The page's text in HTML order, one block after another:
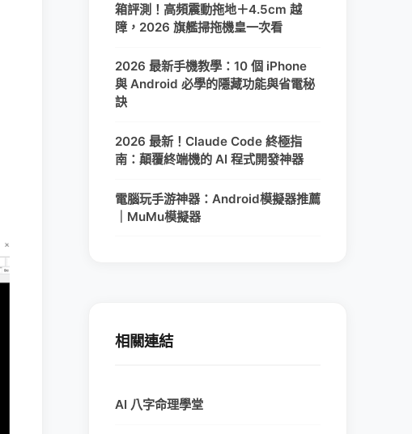
箱評測！高頻震動拖地＋4.5cm 越
障，2026 旗艦掃拖機皇一次看
2026 最新手機教學：10 個 iPhone
與 Android 必學的隱藏功能與省電秘
訣
2026 最新！Claude Code 終極指
南：顛覆終端機的 AI 程式開發神器
電腦玩手游神器：Android模擬器推薦
｜MuMu模擬器
相關連結
AI 八字命理學堂